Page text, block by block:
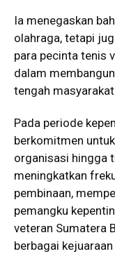
Ia menegaskan
olahraga, tetapi
para pecinta tenis
dalam
tengah
Pada periode
berkomitmen
organisasi hingga
meningkatkan
pembinaan,
pemangku
veteran Sumatera
berbagai